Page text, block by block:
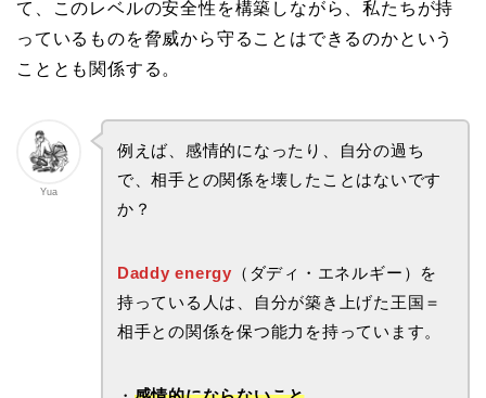
て、このレベルの安全性を構築しながら、私たちが持
っているものを脅威から守ることはできるのかという
こととも関係する。
Yua
例えば、感情的になったり、自分の過ち
で、相手との関係を壊したことはないです
か？
Daddy energy （ダディ・エネルギー）を
持っている人は、自分が築き上げた王国＝
相手との関係を保つ能力を持っています。